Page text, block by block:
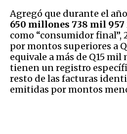
Agregó que durante el
650 millones 738 mil 957
como “consumidor final”,
por montos superiores a
equivale a más de Q15
tienen un registro
resto de las facturas
emitidas por montos